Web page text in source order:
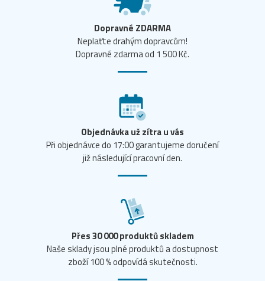
Dopravné ZDARMA
Neplaťte drahým dopravcům!
Dopravné zdarma od 1 500 Kč.
Objednávka už zítra u vás
Při objednávce do 17:00 garantujeme doručení
již následující pracovní den.
Přes 30 000 produktů skladem
Naše sklady jsou plné produktů a dostupnost
zboží 100 % odpovídá skutečnosti.